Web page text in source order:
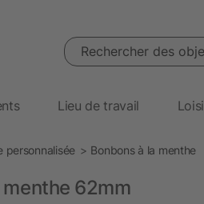
Rechercher des objets
Lieu de travail
personnalisée Bonbons à la menthe
62mm